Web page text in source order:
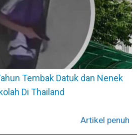
Tembak Datuk dan Nenek
Di Thailand
Artikel penuh